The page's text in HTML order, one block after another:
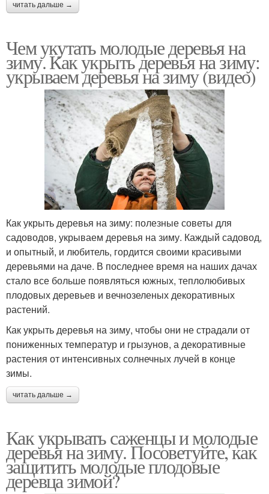
читать дальше →
Чем укутать молодые деревья на
зиму. Как укрыть деревья на зиму:
укрываем деревья на зиму (видео)
Как укрыть деревья на зиму: полезные советы для
садоводов, укрываем деревья на зиму. Каждый садовод,
и опытный, и любитель, гордится своими красивыми
деревьями на даче. В последнее время на наших дачах
стало все больше появляться южных, теплолюбивых
плодовых деревьев и вечнозеленых декоративных
растений.
Как укрыть деревья на зиму, чтобы они не страдали от
пониженных температур и грызунов, а декоративные
растения от интенсивных солнечных лучей в конце
зимы.
читать дальше →
Как укрывать саженцы и молодые
деревья на зиму. Посоветуйте, как
защитить молодые плодовые
деревца зимой?